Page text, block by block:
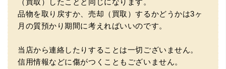
（大阪市東淀川区）出来るだけ安く買取られるのかな…?と
いう不安が最初は有りましたが、面倒な営業トークも一切
（買取）したことと同じになります。
品物を取り戻すか、売却（買取）するかどうかは3ヶ
月の質預かり期間に考えればいいのです。
当店から連絡したりすることは一切ございません。
信用情報などに傷がつくこともございません。